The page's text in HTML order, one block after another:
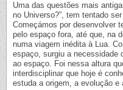
Uma das questões mais
no Universo?”, tem tentado
Começámos por desenvolver
pelo espaço fora, até que, na
numa viagem inédita à Lua.
espaço, surgiu a necessidade
ao espaço. Foi nessa altura
interdisciplinar que hoje é
estuda a origem, a evolução